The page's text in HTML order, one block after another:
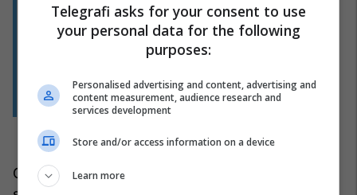
Gjermania në çerekfinale do të luajë kundër
Telegrafi asks for your consent to use
your personal data for the following
purposes:
Personalised advertising and content, advertising and
content measurement, audience research and
services development
Store and/or access information on a device
Learn more